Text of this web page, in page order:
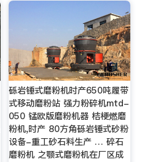
砾岩锤式磨粉机时产650吨履带
式移动磨粉站 强力粉碎机mtd-
050 锰欧版磨粉机器 桔梗燃磨
粉机,时产 80方角砾岩锤式砂粉
设备-重工砂石料生产 … 碎石
磨粉机 之颚式磨粉机在厂区成